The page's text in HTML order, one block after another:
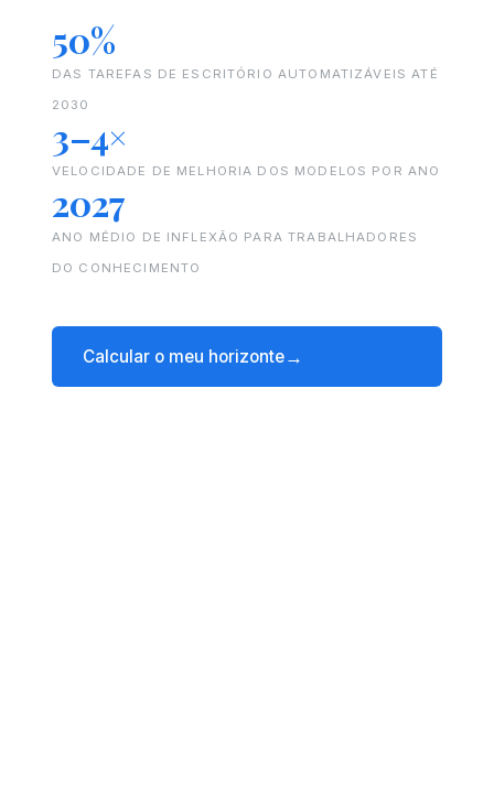
50%
DAS TAREFAS DE ESCRITÓRIO AUTOMATIZÁVEIS ATÉ
2030
3–4×
VELOCIDADE DE MELHORIA DOS MODELOS POR ANO
2027
ANO MÉDIO DE INFLEXÃO PARA TRABALHADORES
DO CONHECIMENTO
Calcular o meu horizonte